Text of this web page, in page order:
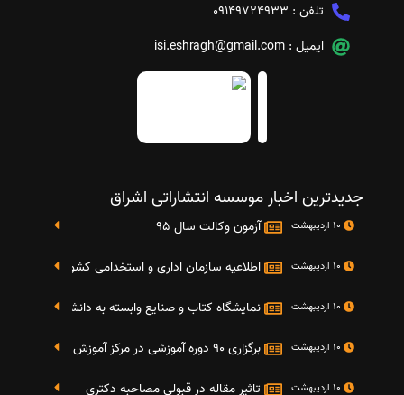
تلفن : 09149724933
ایمیل : isi.eshragh@gmail.com
جدیدترین اخبار موسسه انتشاراتی اشراق
آزمون وکالت سال 95
اطلاعیه سازمان اداری و استخدامی کشور در خصوص
نمایشگاه کتاب و صنایع وابسته به دانشگاه صنعتی شریف 4 الی 8 مهر
برگزاری 90 دوره آموزشی در مرکز آموزش فرهنگی دانشگاه علامه
تاثیر مقاله در قبولی مصاحبه دکتری